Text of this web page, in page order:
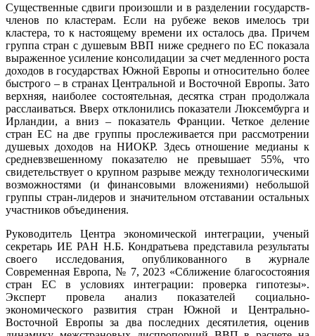
Существенные сдвиги произошли и в разделении государств-
членов по кластерам. Если на рубеже веков имелось три
кластера, то к настоящему времени их осталось два. Причем
группа стран с душевым ВВП ниже среднего по ЕС показала
выраженное усиление консолидации за счет медленного роста
доходов в государствах Южной Европы и относительно более
быстрого – в странах Центральной и Восточной Европы. Зато
верхняя, наиболее состоятельная, десятка стран продолжала
расслаиваться. Вверх отклонились показатели Люксембурга и
Ирландии, а вниз – показатель Франции. Четкое деление
стран ЕС на две группы прослеживается при рассмотрении
душевых доходов на НИОКР. Здесь отношение медианы к
средневзвешенному показателю не превышает 55%, что
свидетельствует о крупном разрыве между технологическими
возможностями (и финансовыми вложениями) небольшой
группы стран-лидеров и значительном отставании остальных
участников объединения.
Руководитель Центра экономической интеграции, ученый
секретарь ИЕ РАН Н.Б. Кондратьева представила результаты
своего исследования, опубликованного в журнале
Современная Европа, № 7, 2023 «Сближение благосостояния
стран ЕС в условиях интеграции: проверка гипотезы».
Эксперт провела анализ показателей социально-
экономического развития стран Южной и Центрально-
Восточной Европы за два последних десятилетия, оценив